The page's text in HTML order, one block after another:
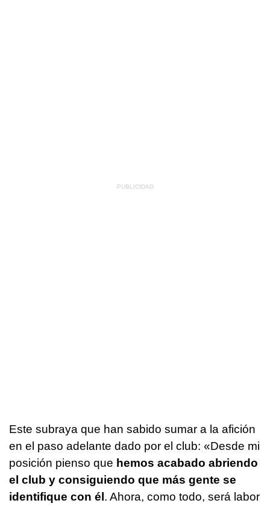
Este subraya que han sabido sumar a la afición
en el paso adelante dado por el club: «Desde mi
posición pienso que hemos acabado abriendo
el club y consiguiendo que más gente se
identifique con él. Ahora, como todo, será labor